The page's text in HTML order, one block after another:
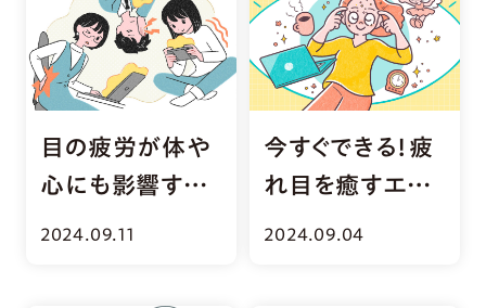
2024.09.11
目の疲労が体や
心にも影響す
る!?「VDT症候
2024.09.04
今すぐできる！疲
れ目を癒すエク
ササイズ＆ツボ